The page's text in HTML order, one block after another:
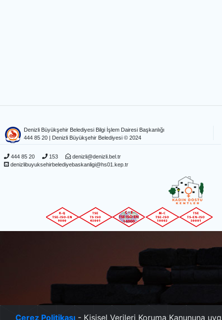
Denizli Büyükşehir Belediyesi Bilgi İşlem Dairesi Başkanlığı
444 85 20 | Denizli Büyükşehir Belediyesi © 2024
444 85 20 153
denizli@denizli.bel.tr
denizlibuyuksehirbelediyebaskanligi@hs01.kep.tr
Çerez Politikası - Kişisel Verileri Koruma Kanununa